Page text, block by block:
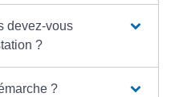
devez-vous
?
?